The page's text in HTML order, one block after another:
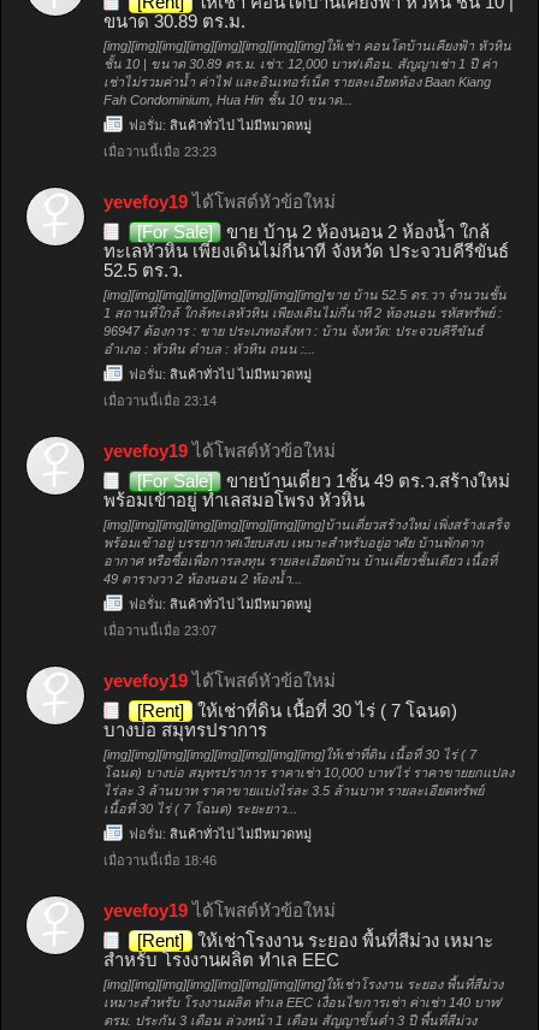
ขนาด 30.89 ตร.ม.
[img][img][img][img][img][img][img][img]ให้เช่า คอนโดบ้านเคียงฟ้า หัวหิน
ชั้น 10 | ขนาด 30.89 ตร.ม. เช่า: 12,000 บาท/เดือน. สัญญาเช่า 1 ปี ค่า
เช่าไม่รวมค่าน้ำ ค่าไฟ และอินเทอร์เน็ต รายละเอียดห้อง Baan Kiang
Fah Condominium, Hua Hin ชั้น 10 ขนาด...
ฟอรั่ม: สินค้าทั่วไป ไม่มีหมวดหมู่
เมื่อวานนี้เมื่อ 23:23
yevefoy19ได้โพสต์หัวข้อใหม่
[For Sale]
ขาย บ้าน 2 ห้องนอน 2 ห้องน้ำ ใกล้
ทะเลหัวหิน เพียงเดินไม่กี่นาที จังหวัด ประจวบคีรีขันธ์
52.5 ตร.ว.
[img][img][img][img][img][img][img][img]ขาย บ้าน 52.5 ตร.วา จำนวนชั้น
1 สถานที่ใกล้ ใกล้ทะเลหัวหิน เพียงเดินไม่กี่นาที 2 ห้องนอน รหัสทรัพย์ :
96947 ต้องการ : ขาย ประเภทอสังหา : บ้าน จังหวัด: ประจวบคีรีขันธ์
อำเภอ : หัวหิน ตำบล : หัวหิน ถนน :...
ฟอรั่ม: สินค้าทั่วไป ไม่มีหมวดหมู่
เมื่อวานนี้เมื่อ 23:14
yevefoy19ได้โพสต์หัวข้อใหม่
[For Sale]
ขายบ้านเดี่ยว 1ชั้น 49 ตร.ว.สร้างใหม่
พร้อมเข้าอยู่ ทำเลสมอโพรง หัวหิน
[img][img][img][img][img][img][img][img]บ้านเดี่ยวสร้างใหม่ เพิ่งสร้างเสร็จ
พร้อมเข้าอยู่ บรรยากาศเงียบสงบ เหมาะสำหรับอยู่อาศัย บ้านพักตาก
อากาศ หรือซื้อเพื่อการลงทุน รายละเอียดบ้าน บ้านเดี่ยวชั้นเดียว เนื้อที่
49 ตารางวา 2 ห้องนอน 2 ห้องน้ำ...
ฟอรั่ม: สินค้าทั่วไป ไม่มีหมวดหมู่
เมื่อวานนี้เมื่อ 23:07
yevefoy19ได้โพสต์หัวข้อใหม่
[Rent]
ให้เช่าที่ดิน เนื้อที่ 30 ไร่ ( 7 โฉนด)
บางบ่อ สมุทรปราการ
[img][img][img][img][img][img][img][img]ให้เช่าที่ดิน เนื้อที่ 30 ไร่ ( 7
โฉนด) บางบ่อ สมุทรปราการ ราคาเช่า 10,000 บาท/ไร่ ราคาขายยกแปลง
ไร่ละ 3 ล้านบาท ราคาขายแบ่งไร่ละ 3.5 ล้านบาท รายละเอียดทรัพย์
เนื้อที่ 30 ไร่ ( 7 โฉนด) ระยะยาว...
ฟอรั่ม: สินค้าทั่วไป ไม่มีหมวดหมู่
เมื่อวานนี้เมื่อ 18:46
yevefoy19ได้โพสต์หัวข้อใหม่
[Rent]
ให้เช่าโรงงาน ระยอง พื้นที่สีม่วง เหมาะ
สำหรับ โรงงานผลิต ทำเล EEC
[img][img][img][img][img][img][img][img]ให้เช่าโรงงาน ระยอง พื้นที่สีม่วง
เหมาะสำหรับ โรงงานผลิต ทำเล EEC เงื่อนไขการเช่า ค่าเช่า 140 บาท/
ตรม. ประกัน 3 เดือน ล่วงหน้า 1 เดือน สัญญาขั้นต่ำ 3 ปี พื้นที่สีม่วง